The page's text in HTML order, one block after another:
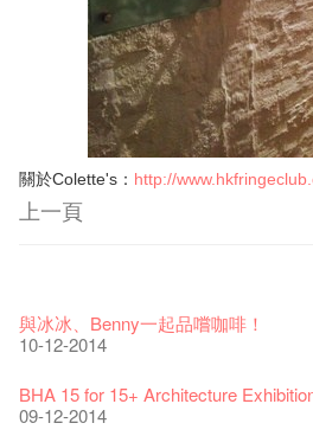
關於Colette's ： http://
上一頁
《藝穗節2025》記者招待會
藝穗會揭開新篇章
We'll Survive!
藝穗會復刻版 1983 LOGO TEE
暫停開放至二月二日
藝穗會仝人・鼠年共勉
爵士時代II 大派對：塵世樂園
藝穗會大樓復修工程完成慶祝儀式
陶‧茗 台灣陶藝名家展 ︰ 李賢治‧翁士
WANTED!
22-03-2018
01-11-2017
26-10-2017
24-07-2017
23-07-2017
24-01-2017
束營運
28-12-2016
16-11-2016
11-11-2016
Colette’s?
19-10-2016
10月15日嘅Fringe Tour反應非常踴躍
17-10-2016
26-09-2016
22-09-2016
08-07-2016
29-06-2016
22-02-2016
19-02-2016
Pepe-san的貓咪藝術節
27-11-2015
09-11-2015
「百變素食」- Colette's 自助素食午餐
18-05-2015
五月方圓展覽 - 快樂佈展日！
15-05-2015
山外山開幕！
11-03-2015
山外山展覽要開幕了！
10-03-2015
藝穗會—星期日的好去處!
03-02-2015
要吃一口嗎？
29-01-2015
新年新景象:D
06-01-2015
十築香港 — 投藝穗會一票吧！
02-01-2015
與冰冰、Benny一起品嚐咖啡！
10-12-2014
BHA 15 for 15+ Architecture
09-12-2014